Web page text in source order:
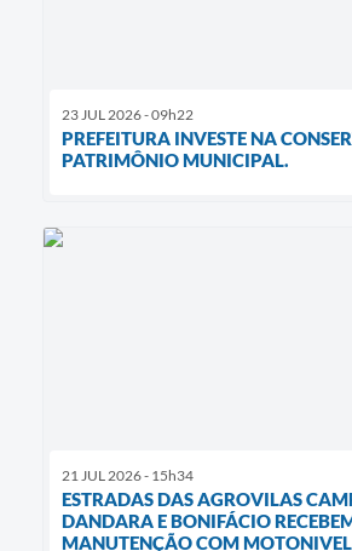
23 JUL 2026 - 09h22
PREFEITURA INVESTE NA
PATRIMÔNIO MUNICIPAL.
21 JUL 2026 - 15h34
ESTRADAS DAS AGROVILAS
DANDARA E BONIFÁCIO
MANUTENÇÃO COM